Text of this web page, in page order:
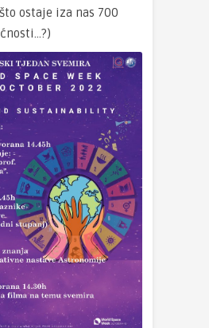
ostaje iza nas 700